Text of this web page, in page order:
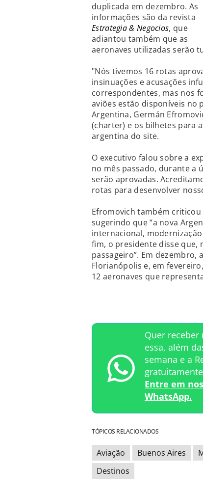
duplicada em dezembro. As
informações são da revista
Estrategia & Negocios, que
adiantou também que as
aeronaves utilizadas serão
"Nós tivemos 16 rotas
insinuações e acusações
correspondentes, mas nos
aviões estão disponíveis no
Argentina, Germán
(charter) e os bilhetes para
argentina do site.
O executivo falou sobre a
no mês passado, durante a
serão aprovadas.
rotas para desenvolver
Efromovich também
sugerindo que “a nova
internacional,
fim, o presidente disse que,
passageiro”. Em dezembro,
Florianópolis e, em
12 aeronaves que
Quer
essa, além
semana e a
Entre em
WhatsApp.
TÓPICOS RELACIONADOS
Aviação Buenos Aires
Destinos